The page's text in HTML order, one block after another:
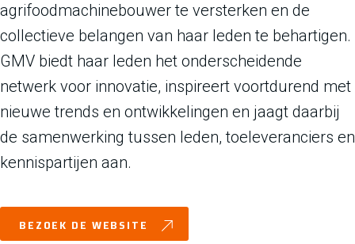
agrifoodmachinebouwer te versterken en de
collectieve belangen van haar leden te behartigen.
GMV biedt haar leden het onderscheidende
netwerk voor innovatie, inspireert voortdurend met
nieuwe trends en ontwikkelingen en jaagt daarbij
de samenwerking tussen leden, toeleveranciers en
kennispartijen aan.
BEZOEK DE WEBSITE